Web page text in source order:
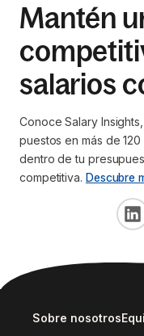
Mantén
salarios
Conoce Salary
puestos en más de
dentro de tu
competitiva. Descubre
Sobre nosotros